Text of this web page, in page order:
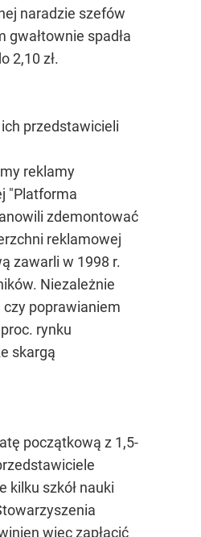
naradzie szefów
spadła
2,10 zł.
przedstawicieli
reklamy
"Platforma
zdemontować
reklamowej
zawarli w 1998 r.
Niezależnie
czy poprawianiem
rynku
skargą
początkową z 1,5-
kilku szkół nauki
więc zapłacić